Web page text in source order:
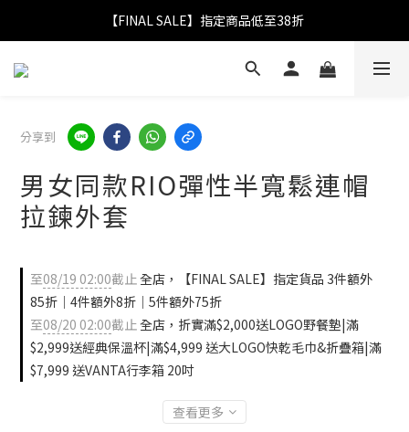
【FINAL SALE】指定商品低至38折
【FINAL SALE】指定商品低至38折
折實滿$2,000送LOGO野餐墊｜滿$2,999送經典保溫杯
【FINAL SALE】指定商品低至38折
分享到
男女同款RIO彈性半寬鬆連帽
拉鍊外套
至08/19 02:00截止全店，【FINAL SALE】指定貨品 3件額外
85折｜4件額外8折｜5件額外75折
至08/20 02:00截止全店，折實滿$2,000送LOGO野餐墊|滿
$2,999送經典保溫杯|滿$4,999 送大LOGO快乾毛巾&折疊箱|滿
$7,999 送VANTA行李箱 20吋
查看更多